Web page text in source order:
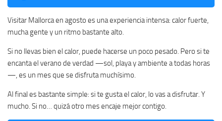
Visitar Mallorca en agosto es una experiencia intensa: calor fuerte,
mucha gente y un ritmo bastante alto.
Si no llevas bien el calor, puede hacerse un poco pesado. Pero si te
encanta el verano de verdad —sol, playa y ambiente a todas horas
—, es un mes que se disfruta muchísimo.
Al final es bastante simple: si te gusta el calor, lo vas a disfrutar. Y
mucho. Si no… quizá otro mes encaje mejor contigo.